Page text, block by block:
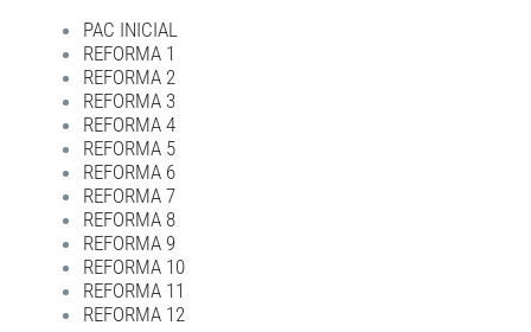
PAC INICIAL
REFORMA 1
REFORMA 2
REFORMA 3
REFORMA 4
REFORMA 5
REFORMA 6
REFORMA 7
REFORMA 8
REFORMA 9
REFORMA 10
REFORMA 11
REFORMA 12